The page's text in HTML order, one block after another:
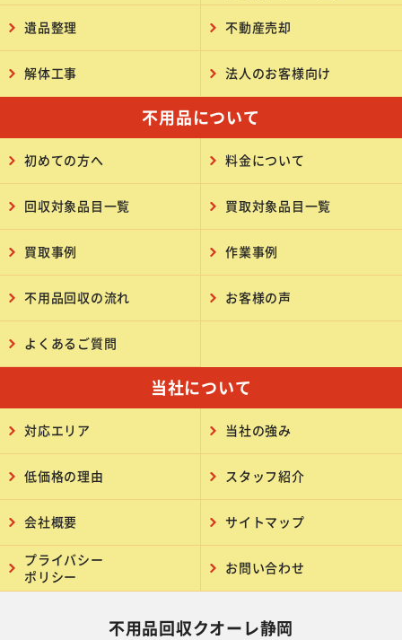
遺品整理 不動産売却
解体工事 法人のお客様向け
不用品について
初めての方へ 料金について
回収対象品目一覧 買取対象品目一覧
買取事例 作業事例
不用品回収の流れ お客様の声
よくあるご質問
当社について
対応エリア 当社の強み
低価格の理由 スタッフ紹介
会社概要 サイトマップ
プライバシー
ポリシー
お問い合わせ
不用品回収クオーレ静岡